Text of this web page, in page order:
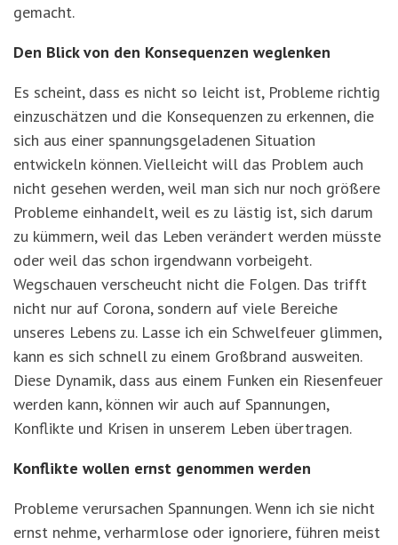
gemacht.
Den Blick von den Konsequenzen weglenken
Es scheint, dass es nicht so leicht ist, Probleme richtig
einzuschätzen und die Konsequenzen zu erkennen, die
sich aus einer spannungsgeladenen Situation
entwickeln können. Vielleicht will das Problem auch
nicht gesehen werden, weil man sich nur noch größere
Probleme einhandelt, weil es zu lästig ist, sich darum
zu kümmern, weil das Leben verändert werden müsste
oder weil das schon irgendwann vorbeigeht.
Wegschauen verscheucht nicht die Folgen. Das trifft
nicht nur auf Corona, sondern auf viele Bereiche
unseres Lebens zu. Lasse ich ein Schwelfeuer glimmen,
kann es sich schnell zu einem Großbrand ausweiten.
Diese Dynamik, dass aus einem Funken ein Riesenfeuer
werden kann, können wir auch auf Spannungen,
Konflikte und Krisen in unserem Leben übertragen.
Konflikte wollen ernst genommen werden
Probleme verursachen Spannungen. Wenn ich sie nicht
ernst nehme, verharmlose oder ignoriere, führen meist